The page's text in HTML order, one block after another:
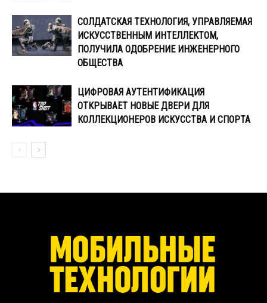
СОЛДАТСКАЯ ТЕХНОЛОГИЯ, УПРАВЛЯЕМАЯ
ИСКУССТВЕННЫМ ИНТЕЛЛЕКТОМ,
ПОЛУЧИЛА ОДОБРЕНИЕ ИНЖЕНЕРНОГО
ОБЩЕСТВА
ЦИФРОВАЯ АУТЕНТИФИКАЦИЯ
ОТКРЫВАЕТ НОВЫЕ ДВЕРИ ДЛЯ
КОЛЛЕКЦИОНЕРОВ ИСКУССТВА И СПОРТА